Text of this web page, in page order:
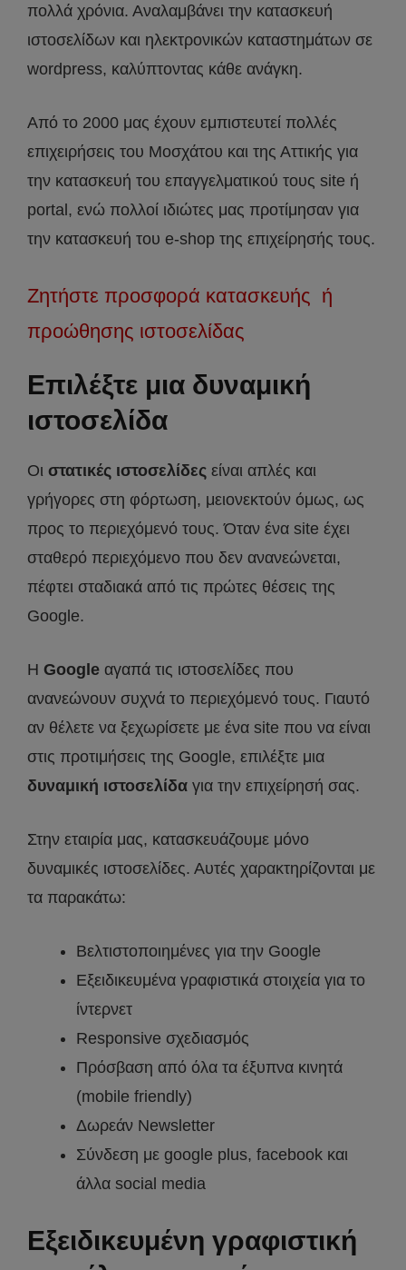
πολλά χρόνια. Αναλαμβάνει την κατασκευή
ιστοσελίδων και ηλεκτρονικών καταστημάτων σε
wordpress, καλύπτοντας κάθε ανάγκη.
Από το 2000 μας έχουν εμπιστευτεί πολλές
επιχειρήσεις του Μοσχάτου και της Αττικής για
την κατασκευή του επαγγελματικού τους site ή
portal, ενώ πολλοί ιδιώτες μας προτίμησαν για
την κατασκευή του e-shop της επιχείρησής τους.
Ζητήστε προσφορά κατασκευής ή
προώθησης ιστοσελίδας
Επιλέξτε μια δυναμική
ιστοσελίδα
Οι στατικές ιστοσελίδες είναι απλές και
γρήγορες στη φόρτωση, μειονεκτούν όμως, ως
προς το περιεχόμενό τους. Όταν ένα site έχει
σταθερό περιεχόμενο που δεν ανανεώνεται,
πέφτει σταδιακά από τις πρώτες θέσεις της
Google.
Η Google αγαπά τις ιστοσελίδες που
ανανεώνουν συχνά το περιεχόμενό τους. Γιαυτό
αν θέλετε να ξεχωρίσετε με ένα site που να είναι
στις προτιμήσεις της Google, επιλέξτε μια
δυναμική ιστοσελίδα για την επιχείρησή σας.
Στην εταιρία μας, κατασκευάζουμε μόνο
δυναμικές ιστοσελίδες. Αυτές χαρακτηρίζονται με
τα παρακάτω:
Βελτιστοποιημένες για την Google
Εξειδικευμένα γραφιστικά στοιχεία για το
ίντερνετ
Responsive σχεδιασμός
Πρόσβαση από όλα τα έξυπνα κινητά
(mobile friendly)
Δωρεάν Newsletter
Σύνδεση με google plus, facebook και
άλλα social media
Εξειδικευμένη γραφιστική